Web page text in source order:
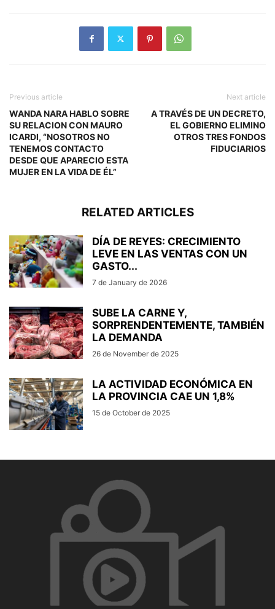
Previous article
WANDA NARA HABLO SOBRE
SU RELACION CON MAURO
ICARDI, “NOSOTROS NO
TENEMOS CONTACTO
DESDE QUE APARECIO ESTA
MUJER EN LA VIDA DE ÉL”
Next article
A TRAVÉS DE UN DECRETO,
EL GOBIERNO ELIMINO
OTROS TRES FONDOS
FIDUCIARIOS
RELATED ARTICLES
DÍA DE REYES: CRECIMIENTO
LEVE EN LAS VENTAS CON UN
GASTO...
7 de January de 2026
SUBE LA CARNE Y,
SORPRENDENTEMENTE, TAMBIÉN
LA DEMANDA
26 de November de 2025
LA ACTIVIDAD ECONÓMICA EN
LA PROVINCIA CAE UN 1,8%
15 de October de 2025